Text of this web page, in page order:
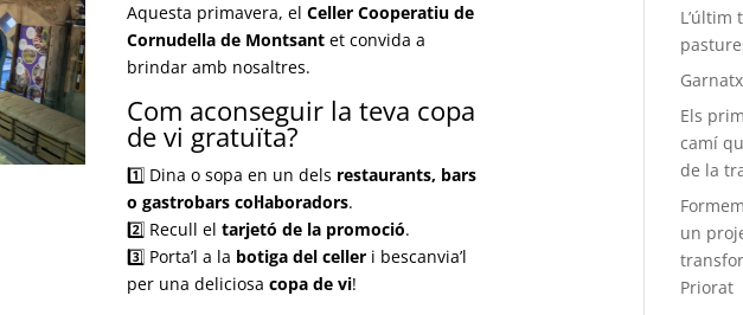
Aquesta primavera, el Celler Cooperatiu de
Cornudella de Montsantet convida a
brindar amb nosaltres.
Com aconseguir la teva copa
de vi gratuïta?
1️⃣ Dina o sopa en un dels restaurants, bars
o gastrobars col·laboradors.
2️⃣ Recull el tarjetó de la promoció.
3️⃣ Porta’l a la botiga del celleri bescanvia’l
per una deliciosa copa de vi!
L’últim
Els
camí
de la
un
Priorat